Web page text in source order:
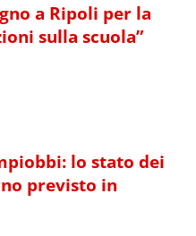
a Ripoli per la
sulla scuola”
lo stato dei
previsto in